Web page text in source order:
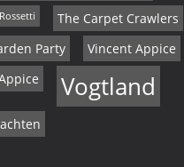
The Carpet Crawlers
Party
Vincent Appice
Vogtland